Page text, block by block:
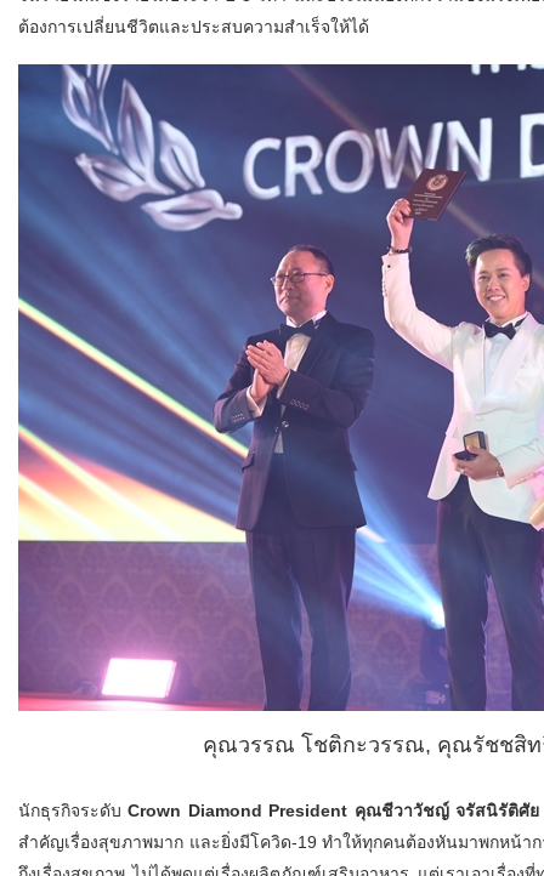
ต้องการเปลี่ยนชีวิตและประสบความสำเร็จให้ได้
คุณวรรณ โชติกะวรรณ, คุณรัชชสิท
นักธุรกิจระดับCrown Diamond President คุณชีวาวัชญ์ จรัสนิรัติศั
สำคัญเรื่องสุขภาพมาก และยิ่งมีโควิด-19 ทำให้ทุกคนต้องหันมาพกหน้า